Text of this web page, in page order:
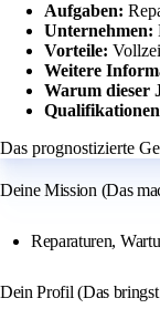
Aufgaben:
Unternehmen:
Vorteile:
Weitere
Warum dieser
Das prognostizierte
Deine Mission (Das
Reparaturen,
Dein Profil (Das